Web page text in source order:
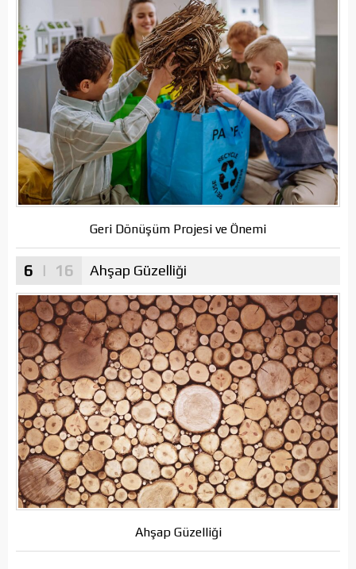
Geri Dönüşüm Projesi ve Önemi
6 | 16 Ahşap Güzelliği
Ahşap Güzelliği